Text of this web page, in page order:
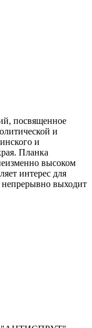
посвященное
и
и
Планка
высоком
интерес для
непрерывно выходит